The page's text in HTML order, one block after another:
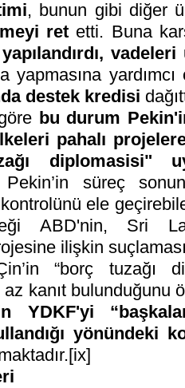
, bunun gibi diğer
ret etti. Buna
vadeleri
yapmasına
destek kredisi
bu durum
pahalı
diplomasisi"
süreç
kontrolünü ele
ABD'nin, Sri
ilişkin
“borç tuzağı
kanıt bulunduğunu
YDKF'yi
yönündeki
[ix]